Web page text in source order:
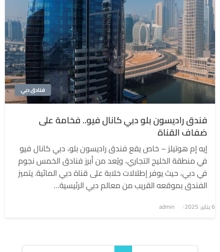
فنادق دبي
فندق راديسون بلو دبي كانال فيو.. فخامة على
ضفاف القناة
إيه إم هوتيلز – خاص يقع فندق راديسون بلو، دبي كانال فيو
في منطقة الخليج التجاري، ويُعد من أبرز فنادق الخمس نجوم
في دبي، حيث يوفر إطلالات خلابة على قناة دبي المائية. يتميز
الفندق بموقعه القريب من معالم دبي الرئيسية…
نُشر
في6 يناير، 2025 admin
تعدد